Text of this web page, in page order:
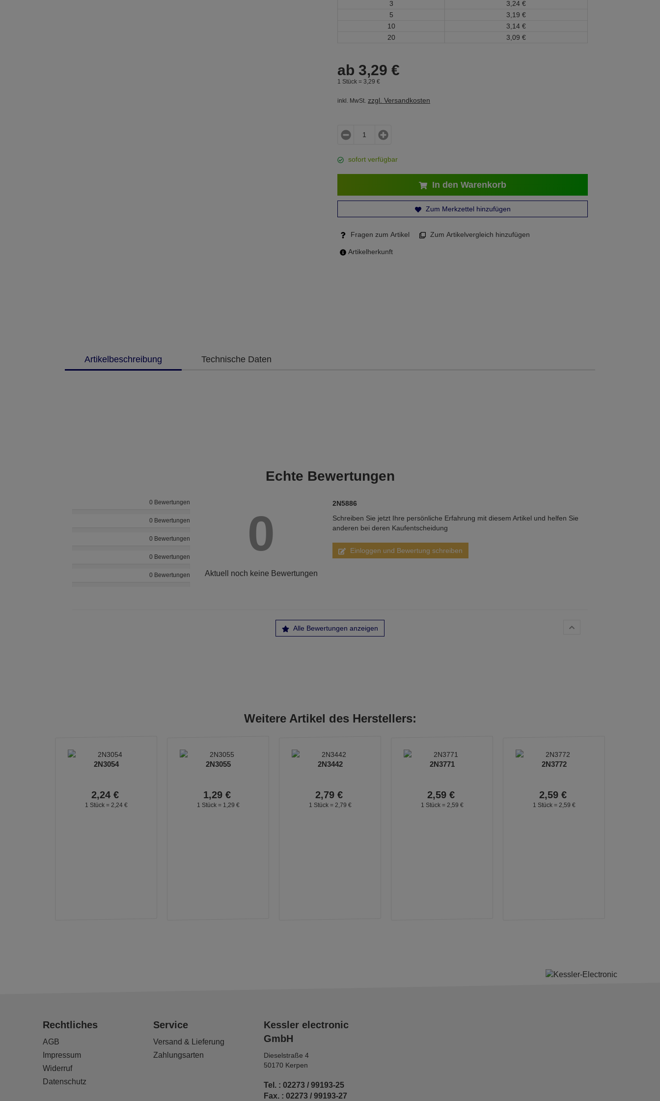
3
3, 24 €
5
3, 19 €
10
3, 14 €
20
3, 09 €
ab 3,29 €
1 Stück = 3, 29 €
inkl. MwSt. zzgl. Versandkosten
sofort verfügbar
In den Warenkorb
Zum Merkzettel hinzufügen
Fragen zum Artikel Zum Artikelvergleich hinzufügen
Artikelherkunft
Artikelbeschreibung Technische Daten
Echte Bewertungen
0 Bewertungen
0 Bewertungen
0 Bewertungen
0 Bewertungen
0 Bewertungen
0
Aktuell noch keine Bewertungen
2N5886
Schreiben Sie jetzt Ihre persönliche Erfahrung mit diesem Artikel und helfen Sie
anderen bei deren Kaufentscheidung
Einloggen und Bewertung schreiben
Alle Bewertungen anzeigen
Weitere Artikel des Herstellers:
2N3054
2,24 €
1 Stück = 2, 24 €
2N3055
1,29 €
1 Stück = 1, 29 €
2N3442
2,79 €
1 Stück = 2, 79 €
2N3771
2,59 €
1 Stück = 2, 59 €
2N3772
2,59 €
1 Stück = 2, 59 €
Rechtliches
AGB
Impressum
Widerruf
Datenschutz
Service
Versand & Lieferung
Zahlungsarten
Kessler electronic
GmbH
Dieselstraße 4
50170 Kerpen
Tel. : 02273 / 99193-25
Fax. : 02273 / 99193-27